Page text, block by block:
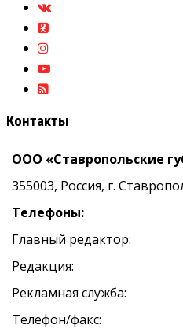
Контакты
ООО «Ставропольские
355003, Россия, г.
Телефоны:
Главный редактор:
Редакция:
Рекламная служба:
Телефон/факс: